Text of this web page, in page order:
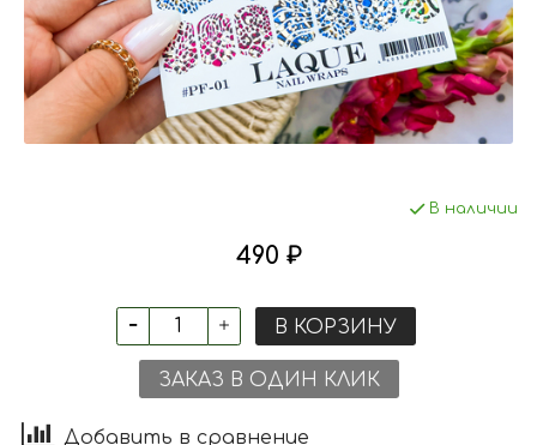
В наличии
490 ₽
В КОРЗИНУ
ЗАКАЗ В ОДИН КЛИК
Добавить в сравнение